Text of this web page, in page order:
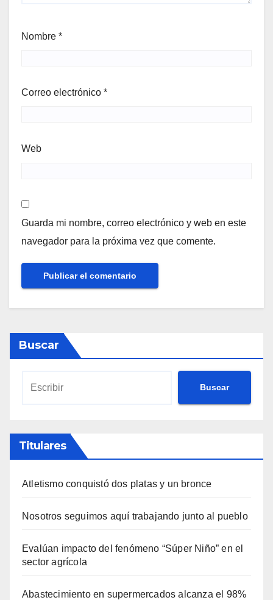
Nombre *
Correo electrónico *
Web
Guarda mi nombre, correo electrónico y web en este
navegador para la próxima vez que comente.
Buscar
Buscar
Titulares
Atletismo conquistó dos platas y un bronce
Nosotros seguimos aquí trabajando junto al pueblo
Evalúan impacto del fenómeno “Súper Niño” en el
sector agrícola
Abastecimiento en supermercados alcanza el 98%